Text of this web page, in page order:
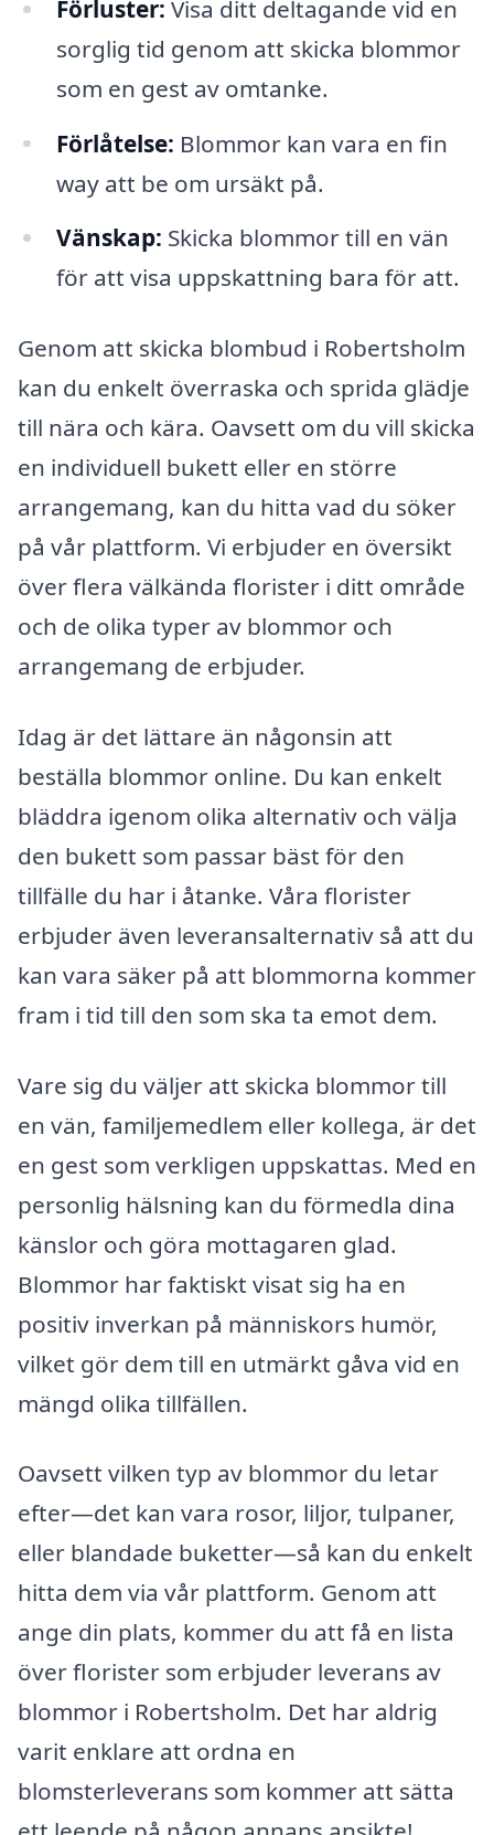
Förluster: Visa ditt deltagande vid en
sorglig tid genom att skicka blommor
som en gest av omtanke.
Förlåtelse: Blommor kan vara en fin
way att be om ursäkt på.
Vänskap: Skicka blommor till en vän
för att visa uppskattning bara för att.
Genom att skicka blombud i Robertsholm
kan du enkelt överraska och sprida glädje
till nära och kära. Oavsett om du vill skicka
en individuell bukett eller en större
arrangemang, kan du hitta vad du söker
på vår plattform. Vi erbjuder en översikt
över flera välkända florister i ditt område
och de olika typer av blommor och
arrangemang de erbjuder.
Idag är det lättare än någonsin att
beställa blommor online. Du kan enkelt
bläddra igenom olika alternativ och välja
den bukett som passar bäst för den
tillfälle du har i åtanke. Våra florister
erbjuder även leveransalternativ så att du
kan vara säker på att blommorna kommer
fram i tid till den som ska ta emot dem.
Vare sig du väljer att skicka blommor till
en vän, familjemedlem eller kollega, är det
en gest som verkligen uppskattas. Med en
personlig hälsning kan du förmedla dina
känslor och göra mottagaren glad.
Blommor har faktiskt visat sig ha en
positiv inverkan på människors humör,
vilket gör dem till en utmärkt gåva vid en
mängd olika tillfällen.
Oavsett vilken typ av blommor du letar
efter—det kan vara rosor, liljor, tulpaner,
eller blandade buketter—så kan du enkelt
hitta dem via vår plattform. Genom att
ange din plats, kommer du att få en lista
över florister som erbjuder leverans av
blommor i Robertsholm. Det har aldrig
varit enklare att ordna en
blomsterleverans som kommer att sätta